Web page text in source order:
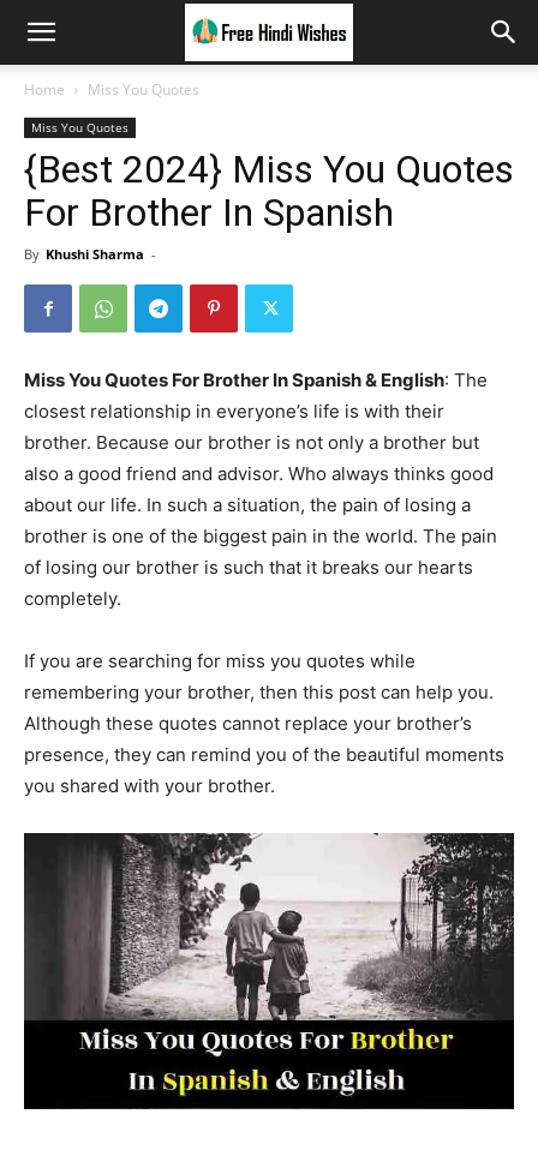
Home Miss You Quotes
Miss You Quotes
{Best 2024} Miss You Quotes
For Brother In Spanish
By Khushi Sharma -
Miss You Quotes For Brother In Spanish & English: The
closest relationship in everyone’s life is with their
brother. Because our brother is not only a brother but
also a good friend and advisor. Who always thinks good
about our life. In such a situation, the pain of losing a
brother is one of the biggest pain in the world. The pain
of losing our brother is such that it breaks our hearts
completely.
If you are searching for miss you quotes while
remembering your brother, then this post can help you.
Although these quotes cannot replace your brother’s
presence, they can remind you of the beautiful moments
you shared with your brother.